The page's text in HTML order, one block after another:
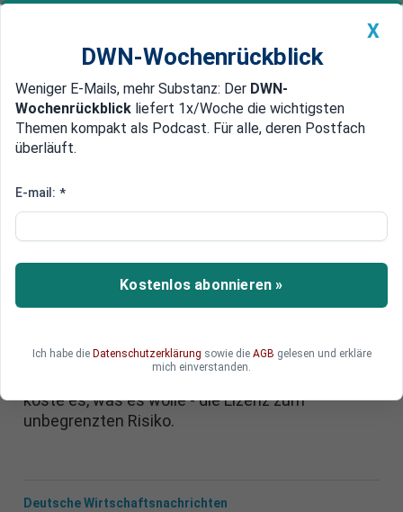
Newsticker MEIN DWN: Geldanlage Premium
Edelmetalle DWN-Magazin China
Bei der Regulierung vergessen
Schattenbanken zocken mit
Vollkasko vom Steuerzahler
Schattenbanken wie Versicherungskonzerne
Unterstützung vom Steuerzahler. Sie sehen in
koste es, was es wolle - die Lizenz zum
unbegrenzten Risiko.
Deutsche Wirtschaftsnachrichten
X
DWN-Wochenrückblick
Weniger E-Mails, mehr Substanz: Der DWN-
Wochenrückblick liefert 1x/Woche die wichtigsten
Themen kompakt als Podcast. Für alle, deren Postfach
überläuft.
E-mail: *
Kostenlos abonnieren »
Ich habe die Datenschutzerklärung sowie die AGB gelesen und erkläre
mich einverstanden.